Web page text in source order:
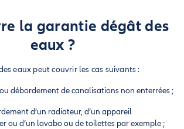
la garantie dégât des
eaux ?
eaux peut couvrir les cas suivants :
débordement de canalisations non enterrées ;
d’un radiateur, d’un appareil
ou d’un lavabo ou de toilettes par exemple ;